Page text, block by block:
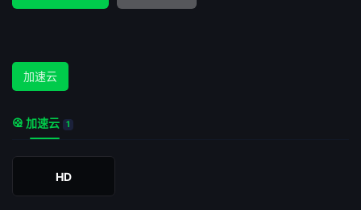
加速云
加速云 1
HD